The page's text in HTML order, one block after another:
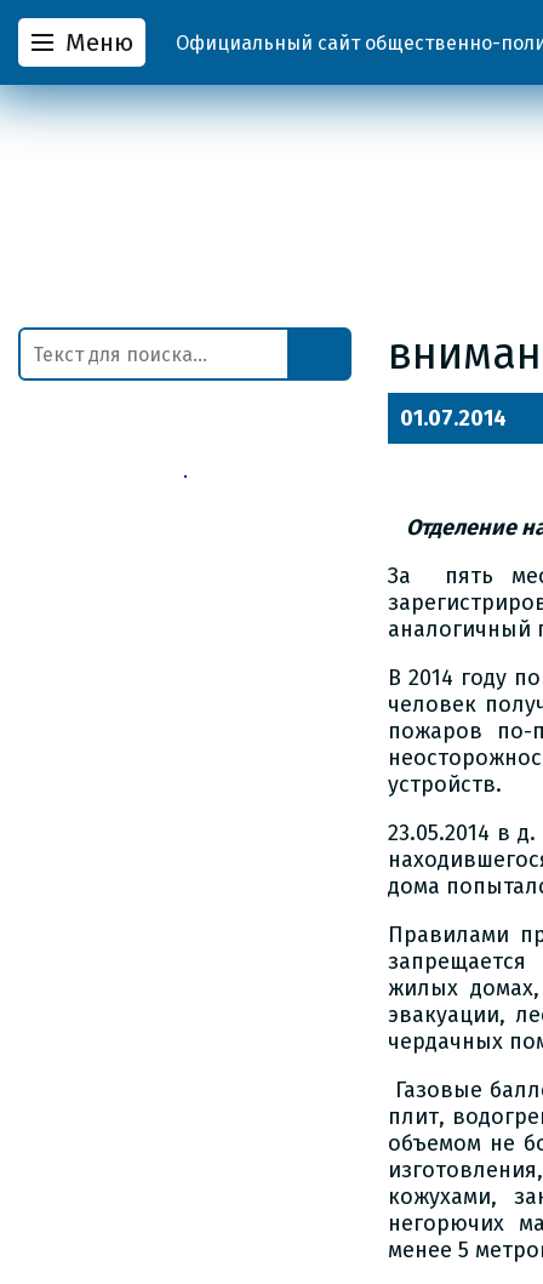
Меню Официальный сайт общественно-
01.07.2014
Отделение
За пять
аналогичный
В 2014 году
человек
пожаров по-
устройств.
23.05.2014 в
дома
Правилами
запрещается
жилых
эвакуации,
чердачных
Газовые
плит,
объемом не
кожухами,
негорючих
менее 5